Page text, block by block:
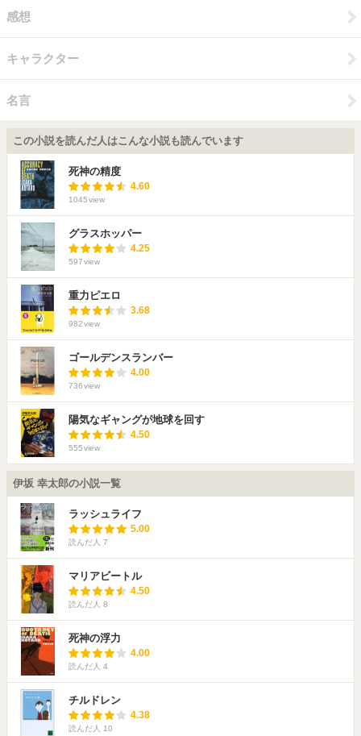
感想
キャラクター
名言
この小説を読んだ人はこんな小説も読んでいます
死神の精度
4.60
1045view
グラスホッパー
4.25
597view
重力ピエロ
3.68
982view
ゴールデンスランバー
4.00
736view
陽気なギャングが地球を回す
4.50
555view
伊坂 幸太郎の小説一覧
ラッシュライフ
5.00
読んだ人 7
マリアビートル
4.50
読んだ人 8
死神の浮力
4.00
読んだ人 4
チルドレン
4.38
読んだ人 10